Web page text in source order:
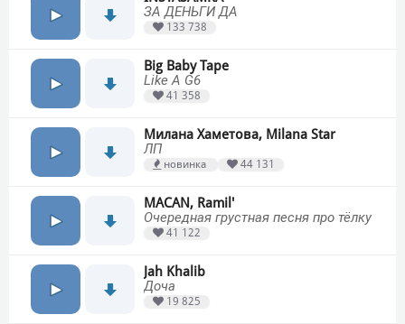
ЗА ДЕНЬГИ ДА
133 738
Big Baby Tape
Like A G6
41 358
Милана Хаметова, Milana Star
ЛП
новинка 44 131
MACAN, Ramil'
Очередная грустная песня про тёлку
41 122
Jah Khalib
Доча
19 825